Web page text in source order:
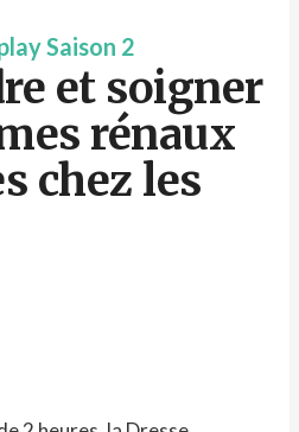
Saison 2
et soigner
rénaux
chez les